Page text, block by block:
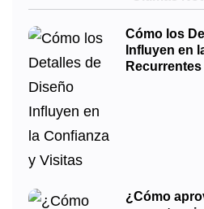
Cómo los
Influyen en
Recurrentes
¿Cómo